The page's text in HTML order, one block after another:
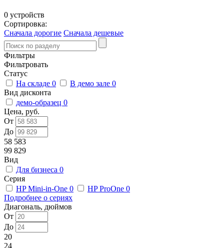
0 устройств
Сортировка:
Сначала дорогие Сначала дешевые
Фильтры
Фильтровать
Статус
На складе 0 В демо зале 0
Вид дисконта
демо-образец 0
Цена, руб.
От
До
58 583
99 829
Вид
Для бизнеса 0
Серия
HP Mini-in-One 0 HP ProOne 0
Подробнее о сериях
Диагональ, дюймов
От
До
20
24